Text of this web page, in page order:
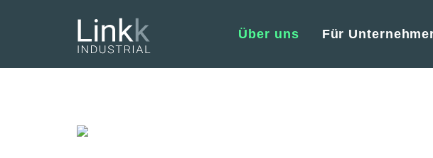
Über uns Für